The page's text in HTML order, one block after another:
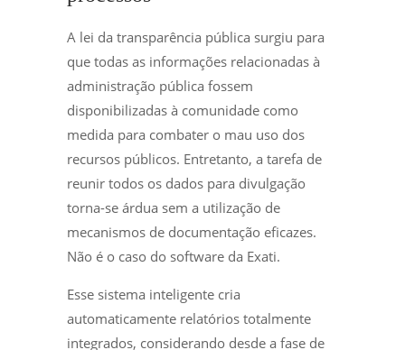
A lei da transparência pública surgiu para
que todas as informações relacionadas à
administração pública fossem
disponibilizadas à comunidade como
medida para combater o mau uso dos
recursos públicos. Entretanto, a tarefa de
reunir todos os dados para divulgação
torna-se árdua sem a utilização de
mecanismos de documentação eficazes.
Não é o caso do software da Exati.
Esse sistema inteligente cria
automaticamente relatórios totalmente
integrados, considerando desde a fase de